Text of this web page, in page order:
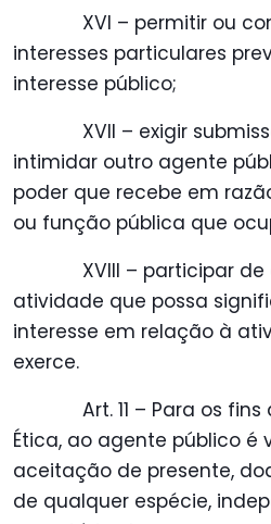
XVI – permitir ou
interesses particulares
interesse público;
XVII – exigir
intimidar outro agente
poder que recebe em
ou função pública que
XVIII – participar
atividade que possa
interesse em relação à
exerce.
Art. 11 – Para os
Ética, ao agente público é
aceitação de presente,
de qualquer espécie,